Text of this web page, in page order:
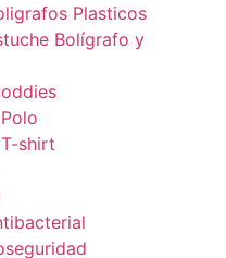
Plasticos
Bolígrafo y
shirt